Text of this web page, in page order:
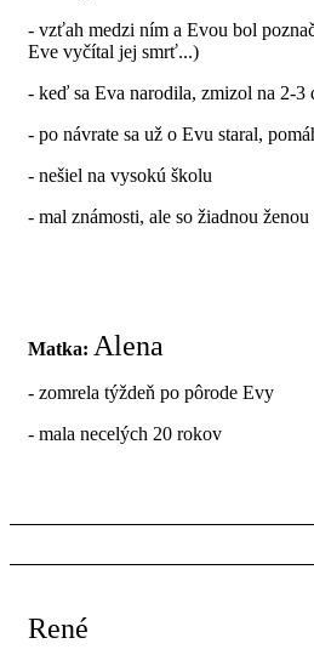
- vzťah medzi ním a Evou bol
Eve vyčítal jej smrť...)
- keď sa Eva narodila, zmizol na 2-
- po návrate sa už o Evu staral,
- nešiel na vysokú školu
- mal známosti, ale so žiadnou ženou
Matka: Alena
- zomrela týždeň po pôrode Evy
- mala necelých 20 rokov
René